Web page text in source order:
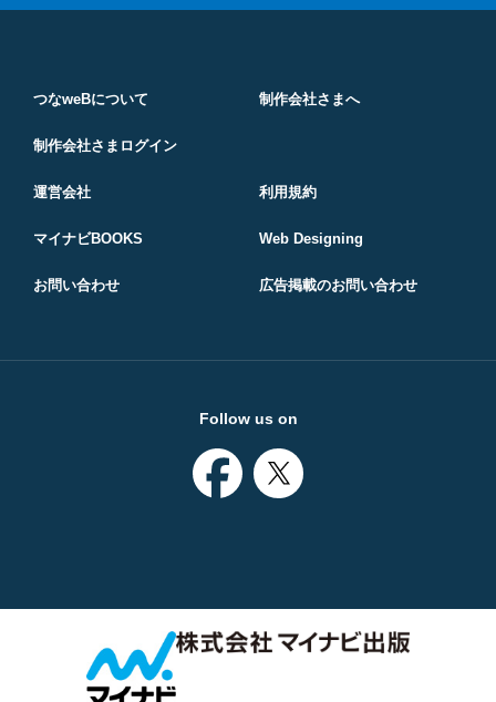
つなweBについて 制作会社さまへ
制作会社さまログイン
運営会社 利用規約
マイナビBOOKS Web Designing
お問い合わせ 広告掲載のお問い合わせ
Follow us on